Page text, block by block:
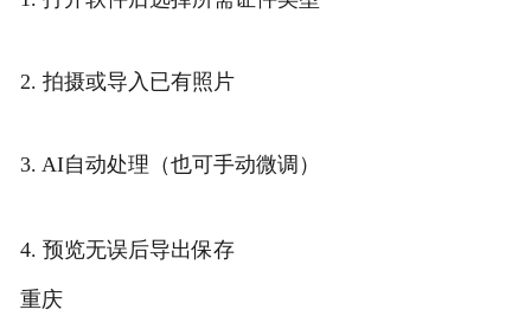
2. 拍摄或导入已有照片
3. AI自动处理（也可手动微调）
4. 预览无误后导出保存
重庆